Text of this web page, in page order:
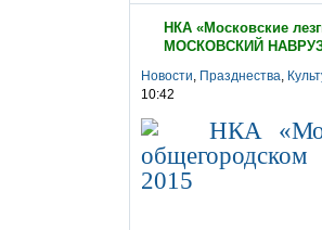
НКА «Московские
МОСКОВСКИЙ НАВРУЗ
Новости, Празднества,
10:42